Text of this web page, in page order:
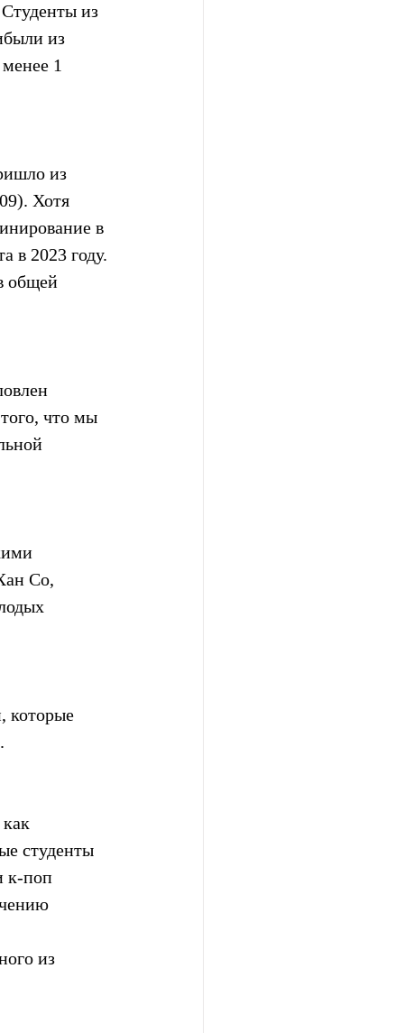
из
из
1
из
Хотя
в
в 2023 году.
общей
что мы
Со,
которые
студенты
к-поп
из